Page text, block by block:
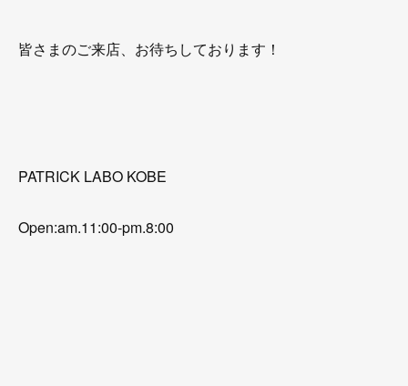
皆さまのご来店、お待ちしております！
PATRICK LABO KOBE
Open:am.11:00-pm.8:00